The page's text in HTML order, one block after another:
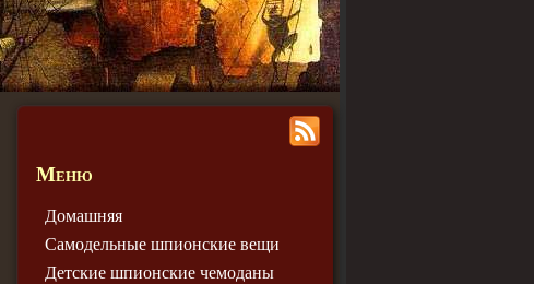
Меню
Домашняя
Самодельные шпионские вещи
Детские шпионские чемодaны